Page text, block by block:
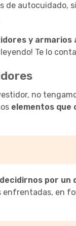
autocuidado,
y armarios
Te lo
no
elementos que
decidirnos por un
en